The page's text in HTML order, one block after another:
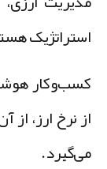
نرخ ارز، از آن